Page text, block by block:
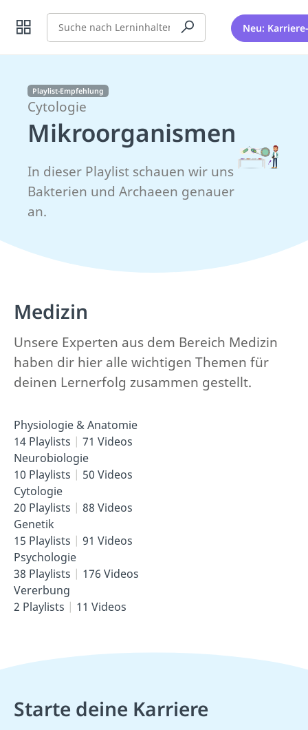
Suche Neu:
Playlist-Empfehlung
Cytologie
Mikroorganismen
In dieser Playlist schauen wir uns
Bakterien und Archaeen genauer
an.
Medizin
Unsere Experten aus dem Bereich Medizin
haben dir hier alle wichtigen Themen für
deinen Lernerfolg zusammen gestellt.
Physiologie & Anatomie
14 Playlists
71 Videos
Neurobiologie
10 Playlists
50 Videos
Cytologie
20 Playlists
88 Videos
Genetik
15 Playlists
91 Videos
Psychologie
38 Playlists
176 Videos
Vererbung
2 Playlists
11 Videos
Starte deine Karriere